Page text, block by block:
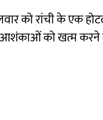
को रांची के एक
आशंकाओं को खत्म